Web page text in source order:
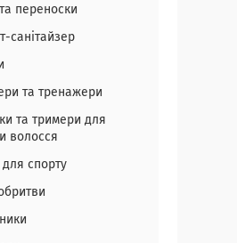
переноски
санітайзер
та тренажери
та тримери для
волосся
для спорту